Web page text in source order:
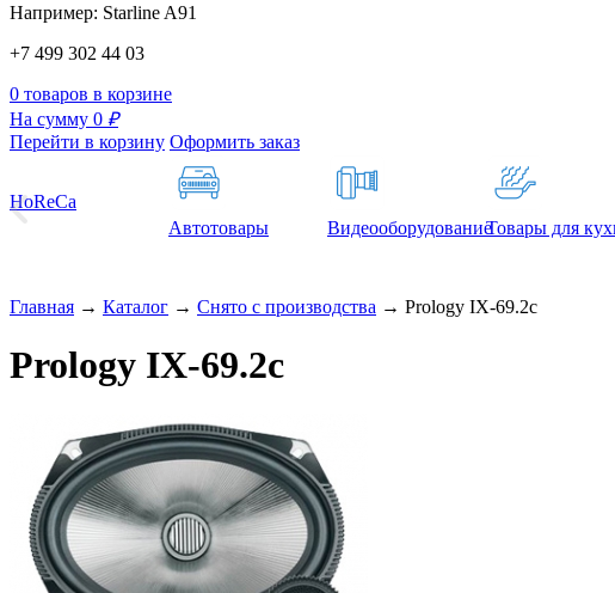
Например: Starline A91
+7 499 302 44 03
0 товаров в корзине
На сумму 0 ₽
Перейти в корзину Оформить заказ
HoReCa
Автотовары
ВидеооборудованиеТовары для
Главная → Каталог → Снято с производства → Prology IX-69.2с
Prology IX-69.2с